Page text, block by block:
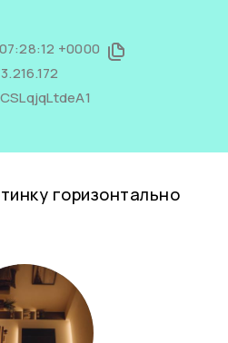
+0000
CSLqjqLtdeA1
горизонтально